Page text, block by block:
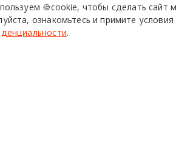
🍪cookie, чтобы сделать сайт
ознакомьтесь и примите
.